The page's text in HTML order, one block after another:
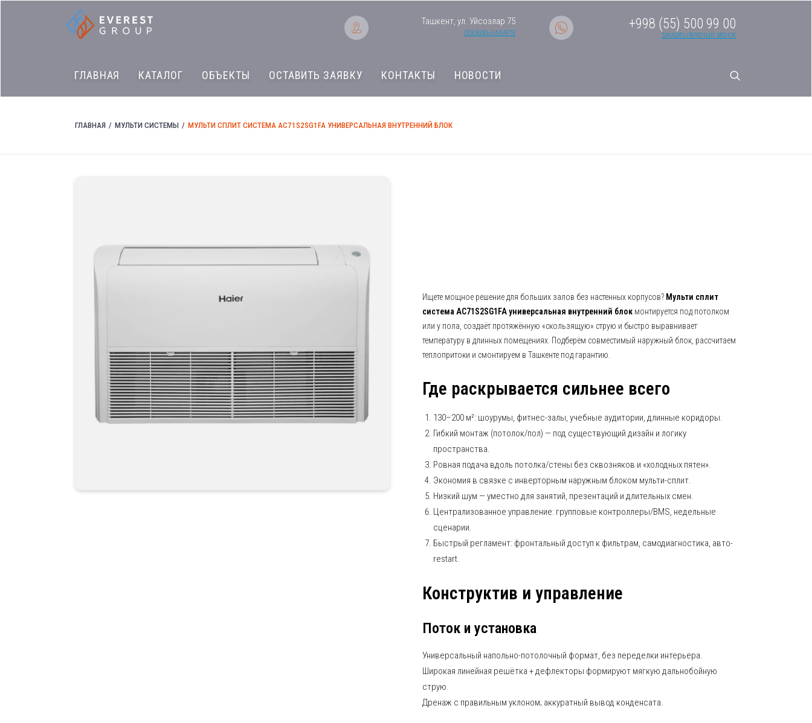
Ташкент, ул. Уйсозлар 75
ПОКАЗАТЬ НА КАРТЕ
+998 (55) 500 99 00
ЗАКАЗАТЬ ОБРАТНЫЙ ЗВОНОК
ГЛАВНАЯ КАТАЛОГ ОБЪЕКТЫ ОСТАВИТЬ ЗАЯВКУ КОНТАКТЫ НОВОСТИ
ГЛАВНАЯ МУЛЬТИ СИСТЕМЫ МУЛЬТИ СПЛИТ СИСТЕМА AC71S2SG1FA УНИВЕРСАЛЬНАЯ ВНУТРЕННИЙ БЛОК
Ищете мощное решение для больших залов без настенных корпусов? Мульти сплит
система AC71S2SG1FA универсальная внутренний блок монтируется под потолком
или у пола, создаёт протяжённую «скользящую» струю и быстро выравнивает
температуру в длинных помещениях. Подберём совместимый наружный блок, рассчитаем
теплопритоки и смонтируем в Ташкенте под гарантию.
Где раскрывается сильнее всего
130–200 м²: шоурумы, фитнес-залы, учебные аудитории, длинные коридоры.
Гибкий монтаж (потолок/пол) — под существующий дизайн и логику
пространства.
Ровная подача вдоль потолка/стены без сквозняков и «холодных пятен».
Экономия в связке с инверторным наружным блоком мульти-сплит.
Низкий шум — уместно для занятий, презентаций и длительных смен.
Централизованное управление: групповые контроллеры/BMS, недельные
сценарии.
Быстрый регламент: фронтальный доступ к фильтрам, самодиагностика, авто-
restart.
Конструктив и управление
Поток и установка
Универсальный напольно-потолочный формат, без переделки интерьера.
Широкая линейная решётка + дефлекторы формируют мягкую дальнобойную
струю.
Дренаж с правильным уклоном; аккуратный вывод конденсата.